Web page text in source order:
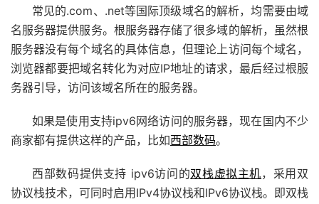
常见的.com、.net等国际顶级域名的解析，均需要由域
名服务器提供服务。根服务器存储了很多域的解析，虽然根
服务器没有每个域名的具体信息，但理论上访问每个域名，
浏览器都要把域名转化为对应IP地址的请求，最后经过根服
务器引导，访问该域名所在的服务器。
如果是使用支持ipv6网络访问的服务器，现在国内不少
商家都有提供这样的产品，比如西部数码。
西部数码提供支持 ipv6访问的双栈虚拟主机，采用双
协议栈技术，可同时启用IPv4协议栈和IPv6协议栈。即双栈